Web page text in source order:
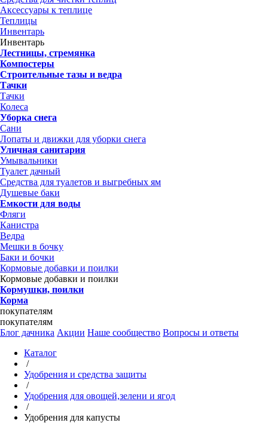
Аксессуары к теплице
Теплицы
Инвентарь
Инвентарь
Лестницы, стремянка
Компостеры
Строительные тазы и ведра
Тачки
Тачки
Колеса
Уборка снега
Сани
Лопаты и движки для уборки снега
Уличная санитария
Умывальники
Туалет дачный
Средства для туалетов и выгребных ям
Душевые баки
Емкости для воды
Фляги
Канистра
Ведра
Мешки в бочку
Баки и бочки
Кормовые добавки и поилки
Кормовые добавки и поилки
Кормушки, поилки
Корма
покупателям
покупателям
Блог дачника Акции Наше сообщество Вопросы и ответы
Каталог
/
Удобрения и средства защиты
/
Удобрения для овощей,зелени и ягод
/
Удобрения для капусты